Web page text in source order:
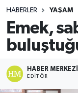
HABERLER YAŞAM
Emek,
HABER MERKEZI
EDITÖR
YAŞAM
Son Dakika
Haber Arşivi